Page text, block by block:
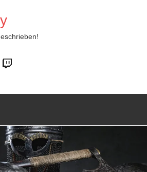
Twitch